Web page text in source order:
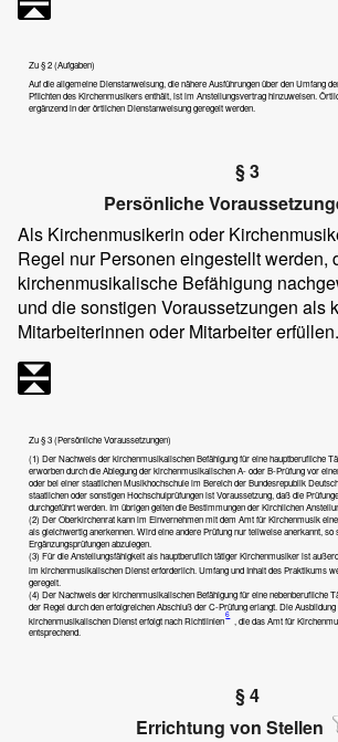
Zu § 2 (Aufgaben)
Auf die allgemeine Dienstanweisung, die nähere Ausführungen über den Umfang
Pflichten des Kirchenmusikers enthält, ist im Anstellungsvertrag hinzuweisen.
ergänzend in der örtlichen Dienstanweisung geregelt werden.
§ 3
Persönliche
Als Kirchenmusikerin oder
Regel nur Personen eingestellt werden,
kirchenmusikalische Befähigung
und die sonstigen Voraussetzungen als
Mitarbeiterinnen oder Mitarbeiter erfüllen.
Zu § 3 (Persönliche Voraussetzungen)
(1) Der Nachweis der kirchenmusikalischen Befähigung für eine hauptberufliche
erworben durch die Ablegung der kirchenmusikalischen A- oder B-Prüfung vor
oder bei einer staatlichen Musikhochschule im Bereich der Bundesrepublik
staatlichen oder sonstigen Hochschulprüfungen ist Voraussetzung, daß die
durchgeführt werden. Im übrigen gelten die Bestimmungen der Kirchlichen
(2) Der Oberkirchenrat kann im Einvernehmen mit dem Amt für Kirchenmusik
als gleichwertig anerkennen. Wird eine andere Prüfung nur teilweise anerkannt, so
Ergänzungsprüfungen abzulegen.
(3) Für die Anstellungsfähigkeit als hauptberuflich tätiger Kirchenmusiker ist
im kirchenmusikalischen Dienst erforderlich. Umfang und Inhalt des Praktikums
geregelt.
(4) Der Nachweis der kirchenmusikalischen Befähigung für eine nebenberufliche
der Regel durch den erfolgreichen Abschluß der C-Prüfung erlangt. Die
kirchenmusikalischen Dienst erfolgt nach Richtlinien
6
, die das Amt für
entsprechend.
§ 4
Errichtung von Stellen